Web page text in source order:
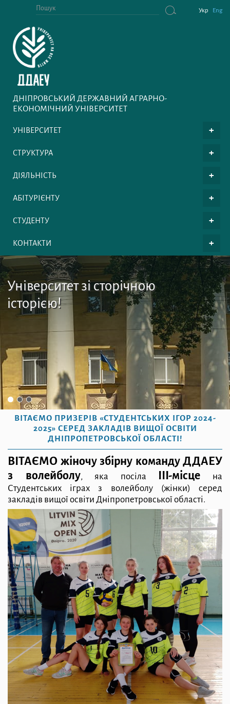
Укр Eng
ДНІПРОВСЬКИЙ ДЕРЖАВНИЙ АГРАРНО-
ЕКОНОМІЧНИЙ УНІВЕРСИТЕТ
УНІВЕРСИТЕТ
СТРУКТУРА
ДІЯЛЬНІСТЬ
АБІТУРІЄНТУ
СТУДЕНТУ
КОНТАКТИ
Університет зі сторічною
історією!
ВІТАЄМО ПРИЗЕРІВ «СТУДЕНТСЬКИХ ІГОР 2024-
2025» СЕРЕД ЗАКЛАДІВ ВИЩОЇ ОСВІТИ
ДНІПРОПЕТРОВСЬКОЇ ОБЛАСТІ!
ВІТАЄМО жіночу збірну команду ДДАЕУ
з волейболу,яка посіла ІІІ-місце на
Студентських іграх з волейболу (жінки) серед
закладів вищої освіти Дніпропетровської області.